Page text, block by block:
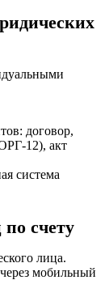
договор,
12), акт
система
счету
лица.
мобильный